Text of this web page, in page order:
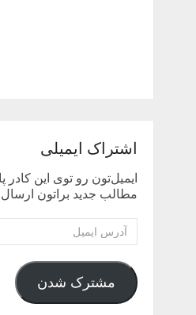
اشتراک ایمیلی
ایمیل‌تون رو توی این کادر
مطالب جدید براتون
آدرس
ایمیل
مشترک شدن